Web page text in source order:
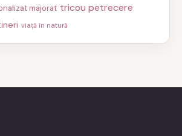
majorat tricou petrecere
viață în natură